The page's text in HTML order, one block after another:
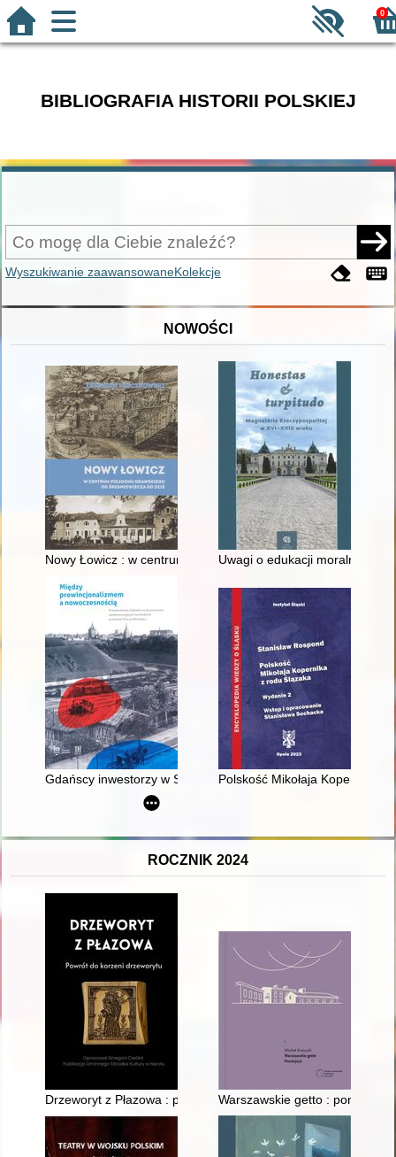
0
BIBLIOGRAFIA HISTORII POLSKIEJ
Wyszukiwanie zaawansowaneKolekcje
NOWOŚCI
Nowy Łowicz : w centrum poligonu drawskiego od
Uwagi o edukacji moralnej
Gdańscy inwestorzy w Sopocie : prestiż finansowy i
Polskość Mikołaja Kopernika z
ROCZNIK 2024
Drzeworyt z Płazowa : powrót do korzeni drzeworytu
Warszawskie getto : pomiejsce